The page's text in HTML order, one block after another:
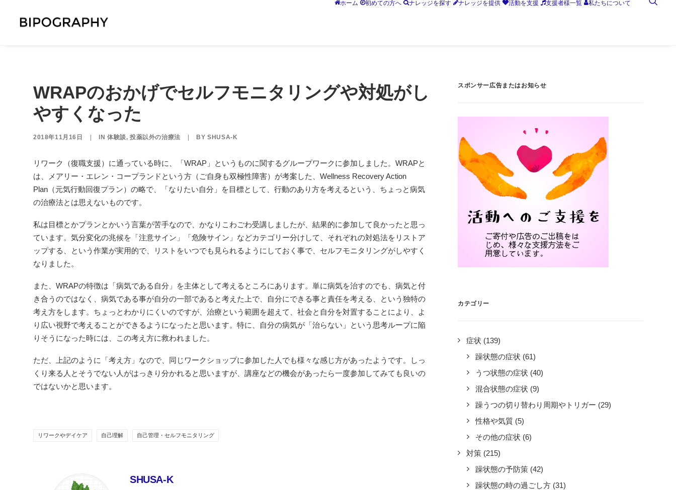
ホーム 初めての方へ ナレッジを探す ナレッジを提供 活動を支援 支援者様一覧 私たちについて
WRAPのおかげでセルフモニタリングや対処がし
やすくなった
2018年11月16日 IN体験談,投薬以外の治療法 BYSHUSA-K
リワーク（復職支援）に通っている時に、「WRAP」というものに関するグループワークに参加しました。WRAPと
は、
メアリー・エレン・コープランドという方（ご自身も双極性障害）が考案した、Wellness Recovery Action
Plan（元気行動回復プラン）の略で、「なりたい自分」を目標として、行動のあり方を考えるという、ちょっと病気
の治療法とは思えないものです。
私は目標とかプランとかいう言葉が苦手なので、かなりこわごわ受講しましたが、結果的に参加して良かったと思っ
ています。気分変化の兆候を「注意サイン」「危険サイン」などカテゴリー分けして、それぞれの対処法をリストア
ップする、という作業が実用的で、リストをいつでも見られるようにしておく事で、セルフモニタリングがしやすく
なりました。
また、WRAPの特徴は「病気である自分」を主体として考えるところにあります。単に病気を治すのでも、病気と付
き合うのではなく、病気である事が自分の一部であると考えた上で、自分にできる事と責任を考える、という独特の
考え方をします。ちょっとわかりにくいのですが、治療という範囲を超えて、社会と自分を対置することにより、よ
り広い視野で考えることができるようになったと思います。特に、自分の病気が「治らない」という思考ループに陥
りそうになった時には、この考え方に救われました。
ただ、上記のように「考え方」なので、同じワークショップに参加した人でも様々な感じ方があったようです。しっ
くり来る人とそうでない人がはっきり分かれると思いますが、講座などの機会があったら一度参加してみても良いの
ではないかと思います。
リワークやデイケア 自己理解 自己管理・セルフモニタリング
SHUSA-K
スポンサー広告またはお知らせ
カテゴリー
症状 (139)
躁状態の症状 (61)
うつ状態の症状 (40)
混合状態の症状 (9)
躁うつの切り替わり周期やトリガー (29)
性格や気質 (5)
その他の症状 (6)
対策 (215)
躁状態の予防策 (42)
躁状態の時の過ごし方 (31)